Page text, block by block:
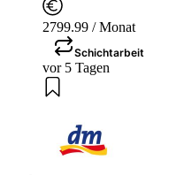
2799.99 / Monat
Schichtarbeit
vor 5 Tagen